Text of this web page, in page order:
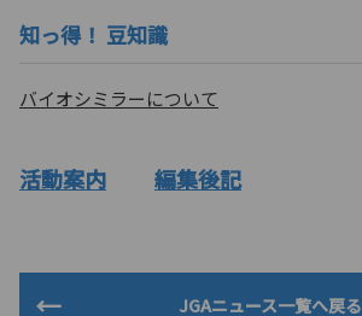
知っ得！ 豆知識
バイオシミラーについて
活動案内 編集後記
JGAニュース一覧へ戻る